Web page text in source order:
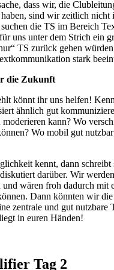
dass wir, die
sind wir zeitlich nicht
die TS im Bereich
uns unter dem Strich ein
TS zurück gehen
stark
die Zukunft
könnt ihr uns helfen!
ähnlich gut
kann? Wo
Wo mobil gut
kennt, dann schreibt
darüber. Wir
und wären froh dadurch mit
Dann könnten wir
zentrale und gut nutzbare
in euren Händen!
Tag 2